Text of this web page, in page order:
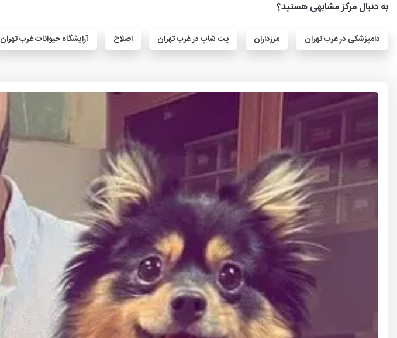
به دنبال مرکز مشابهی هستید؟
دامپزشکی در غرب تهران مرزداران پت شاپ در غرب تهران اصلاح آرایشگاه حیوانات غرب تهران